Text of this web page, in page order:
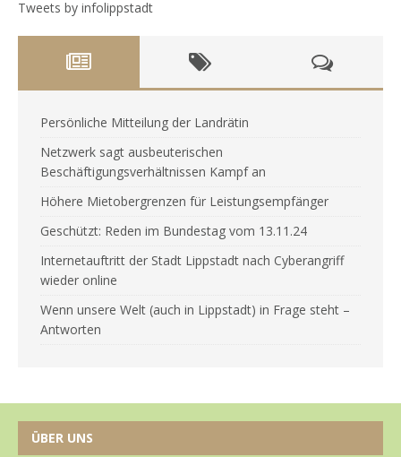
Tweets by infolippstadt
Persönliche Mitteilung der Landrätin
Netzwerk sagt ausbeuterischen
Beschäftigungsverhältnissen Kampf an
Höhere Mietobergrenzen für Leistungsempfänger
Geschützt: Reden im Bundestag vom 13.11.24
Internetauftritt der Stadt Lippstadt nach Cyberangriff
wieder online
Wenn unsere Welt (auch in Lippstadt) in Frage steht –
Antworten
ÜBER UNS